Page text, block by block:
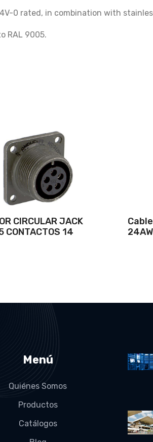
0 rated, in combination with
RAL 9005.
CIRCULAR JACK
CONTACTOS 14
Menú
Quiénes Somos
Productos
Catálogos